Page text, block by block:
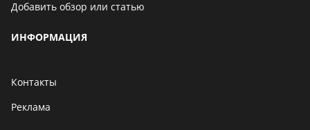
Добавить обзор или статью
ИНФОРМАЦИЯ
Контакты
Реклама